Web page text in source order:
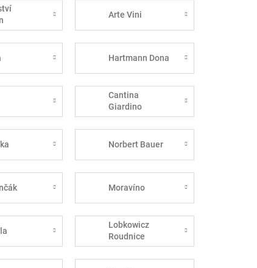
Arte Vini
Hartmann Dona
Cantina
Giardino
Norbert Bauer
Moravíno
Lobkowicz
Roudnice